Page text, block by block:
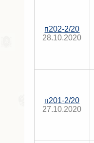
п202-2/20
28.10.2020
п201-2/20
27.10.2020